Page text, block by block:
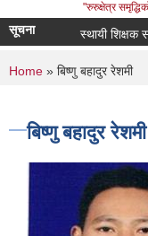
"रुरुक्षेत्र
सूचना स्थायी शिक्षक
You are here
Home » बिष्णु बहादुर रेशमी
बिष्णु बहादुर रेशमी